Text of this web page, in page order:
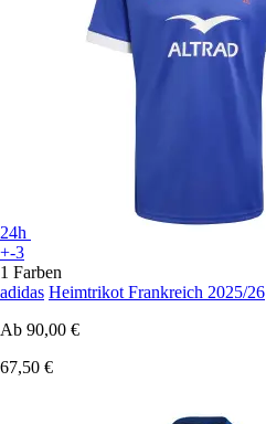
24h
+-3
1 Farben
adidas Heimtrikot Frankreich 2025/26
Ab 90,00 €
67,50 €